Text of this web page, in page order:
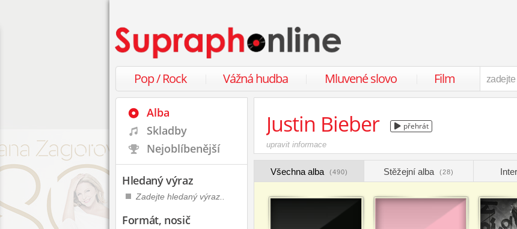
Pop / Rock Vážná hudba Mluvené slovo Film
Justin Bieber přehrát
upravit informace
Všechna alba (490) Stěžejní alba (28)
Alba
Skladby
Nejoblíbenější
Hledaný výraz
Formát, nosič